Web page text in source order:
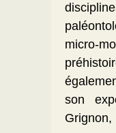
micro-
son